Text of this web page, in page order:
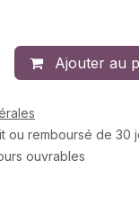
Ajouter au
ou remboursé de 30
ouvrables